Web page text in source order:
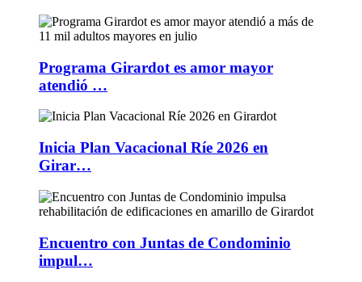
Programa Girardot es amor mayor
atendió …
Inicia Plan Vacacional Ríe 2026 en
Girar…
Encuentro con Juntas de Condominio
impul…